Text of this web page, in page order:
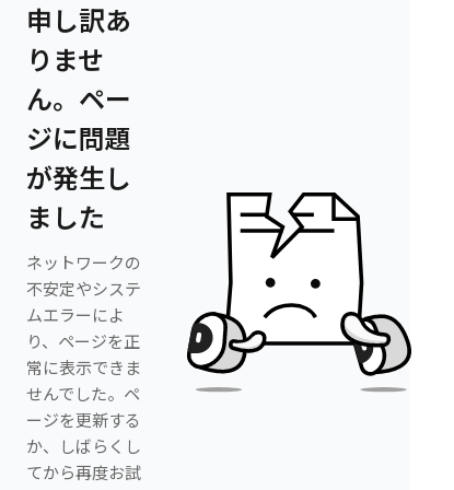
申し訳あ
りませ
ん。ペー
ジに問題
が発生し
ました
ネットワークの
不安定やシステ
ムエラーによ
り、ページを正
常に表示できま
せんでした。ペ
ージを更新する
か、しばらくし
てから再度お試